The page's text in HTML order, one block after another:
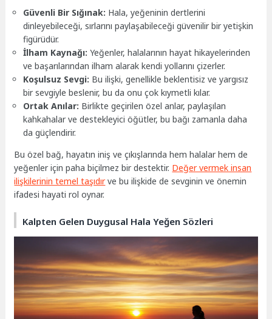
Güvenli Bir Sığınak: Hala, yeğeninin dertlerini
dinleyebileceği, sırlarını paylaşabileceği güvenilir bir yetişkin
figürüdür.
İlham Kaynağı: Yeğenler, halalarının hayat hikayelerinden
ve başarılarından ilham alarak kendi yollarını çizerler.
Koşulsuz Sevgi: Bu ilişki, genellikle beklentisiz ve yargısız
bir sevgiyle beslenir, bu da onu çok kıymetli kılar.
Ortak Anılar: Birlikte geçirilen özel anlar, paylaşılan
kahkahalar ve destekleyici öğütler, bu bağı zamanla daha
da güçlendirir.
Bu özel bağ, hayatın iniş ve çıkışlarında hem halalar hem de
yeğenler için paha biçilmez bir destektir. Değer vermek insan
ilişkilerinin temel taşıdırve bu ilişkide de sevginin ve önemin
ifadesi hayati rol oynar.
Kalpten Gelen Duygusal Hala Yeğen Sözleri